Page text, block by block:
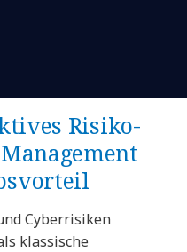
Risiko-
Cyberrisiken
klassische